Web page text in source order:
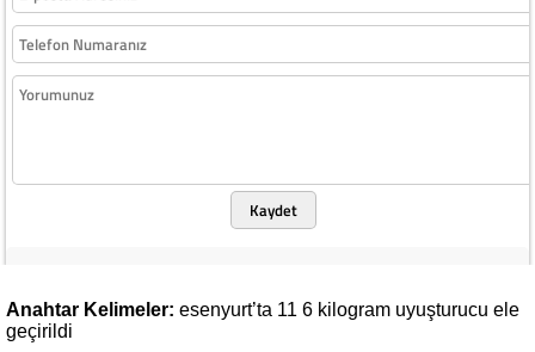
Kaydet
Anahtar Kelimeler: esenyurt’ta 11 6 kilogram uyuşturucu ele
geçirildi